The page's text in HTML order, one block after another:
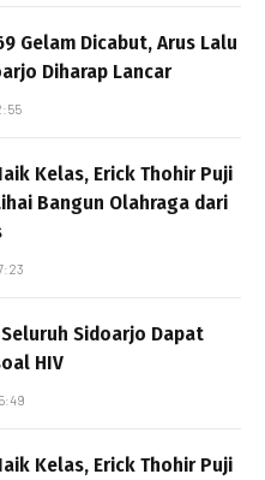
Gelam Dicabut, Arus Lalu
Diharap Lancar
Kelas, Erick Thohir Puji
Bangun Olahraga dari
Seluruh Sidoarjo Dapat
HIV
Kelas, Erick Thohir Puji